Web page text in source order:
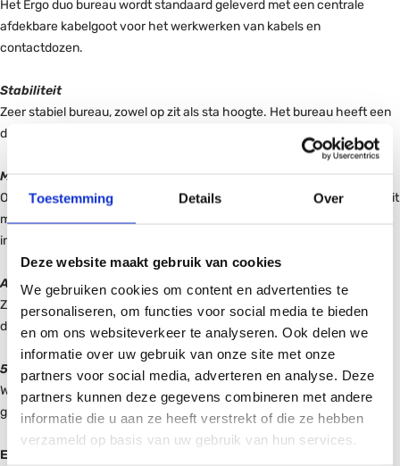
Toestemming Details Over
Deze website maakt gebruik van cookies
We gebruiken cookies om content en advertenties te
personaliseren, om functies voor social media te bieden
en om ons websiteverkeer te analyseren. Ook delen we
informatie over uw gebruik van onze site met onze
partners voor social media, adverteren en analyse. Deze
partners kunnen deze gegevens combineren met andere
informatie die u aan ze heeft verstrekt of die ze hebben
verzameld op basis van uw gebruik van hun services.
Het Ergo duo bureau wordt standaard geleverd met een centrale
afdekbare kabelgoot voor het werkwerken van kabels en
contactdozen.
Stabiliteit
Zeer stabiel bureau, zowel op zit als sta hoogte. Het bureau heeft een
draakracht van 100kg per werkplek.
Memory display
Ons bureau wordt standaard geleverd met een memory display. Met dit
memory display kunt u eenvoudig de gewenste zit/sta hoogte
instellen. U hoeft dus niet continu te zoeken naar de juiste positie.
Anti collision beveiliging
Zodra ons bureau in botsing komt met een voorwerp stopt het bureau
direct met verstellen. Wel zo veilig!
5 jaar garantie
Wij garanderen een kwalitatief product en geven daarom 5 jaar
garantie.
Eenvoudige montage